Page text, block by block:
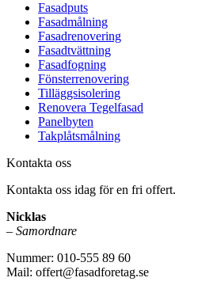
Fasadputs
Fasadmålning
Fasadrenovering
Fasadtvättning
Fasadfogning
Fönsterrenovering
Tilläggsisolering
Renovera Tegelfasad
Panelbyten
Takplåtsmålning
Kontakta oss
Kontakta oss idag för en fri offert.
Nicklas
– Samordnare
Nummer: 010-555 89 60
Mail: offert@fasadforetag.se